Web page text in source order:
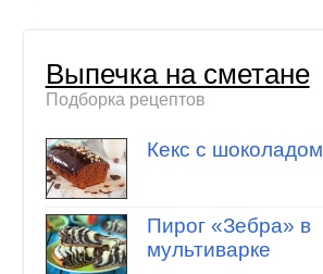
Выпечка на сметане
Подборка рецептов
Кекс с шоколадом
Пирог «Зебра» в
мультиварке